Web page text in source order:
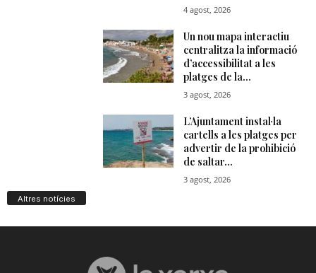
Altres notícies